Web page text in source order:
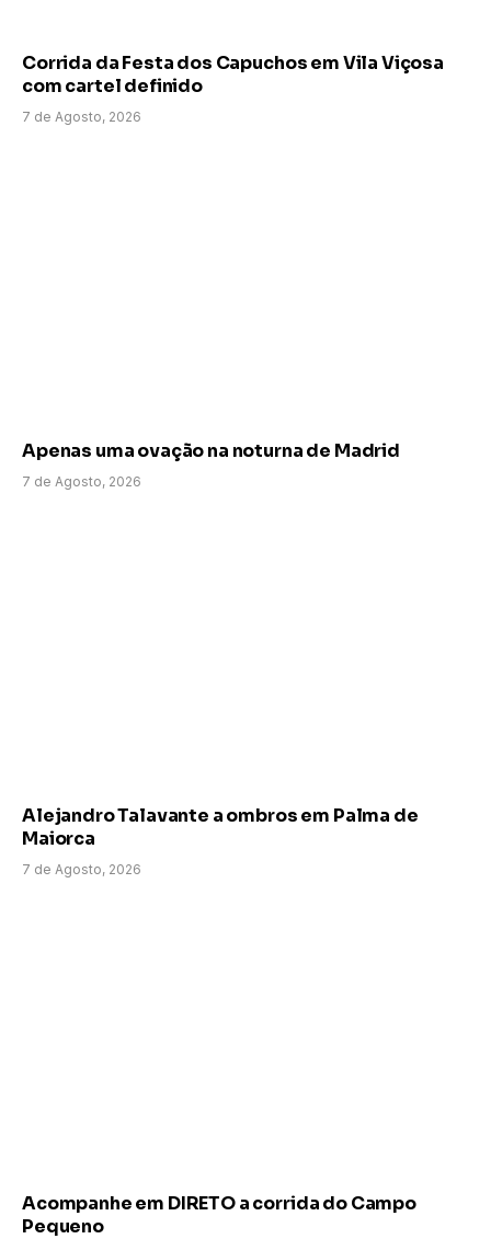
Corrida da Festa dos Capuchos em Vila Viçosa
com cartel definido
7 de Agosto, 2026
Apenas uma ovação na noturna de Madrid
7 de Agosto, 2026
Alejandro Talavante a ombros em Palma de
Maiorca
7 de Agosto, 2026
Acompanhe em DIRETO a corrida do Campo
Pequeno